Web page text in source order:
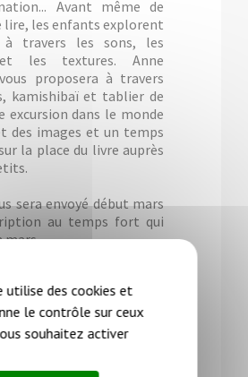
Avant même de
lire, les enfants explorent
travers les sons, les
les textures. Anne
proposera à travers
kamishibaï et tablier de
excursion dans le monde
des images et un temps
la place du livre auprès
sera envoyé début mars
au temps fort qui
mars.
utilise des cookies et
le contrôle sur ceux
souhaitez activer